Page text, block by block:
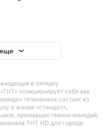
в пятерку
позиционирует себя как
телеканала состоит из
в жанре «стендап»,
преимущественно комедий.
ТНТ HD для города